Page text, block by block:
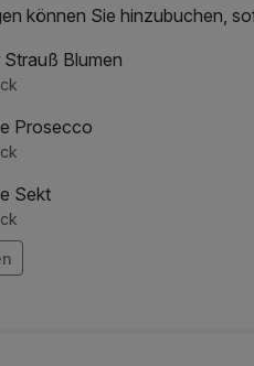
können Sie hinzubuchen,
Strauß Blumen
Prosecco
Sekt